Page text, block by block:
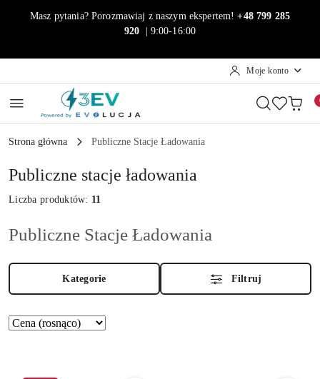
Przejdź do treści głównej
Przejdź do wyszukiwarki
Przejdź do moje konto
Przejdź do menu głównego
Przejdź do stopki
Masz pytania? Porozmawiaj z naszym ekspertem!+48 799 285
920
| 9:00-16:00
Moje konto
Strona główna Publiczne Stacje Ładowania
Publiczne stacje ładowania
Liczba produktów: 11
Publiczne Stacje Ładowania
Kategorie Filtruj
Zastosowano
Sortuj